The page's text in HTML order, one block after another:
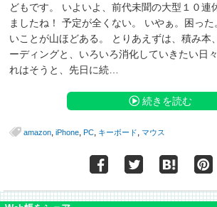
どもです。 いよいよ、前代未聞の大型１０連
ましたね！ 予定が全くない。 いやぁ。困っ
いことが山ほどある。 とりあえずは、積み本
ーディングと、いろいろ消化していきたい日
れはそうと、先日に続…
続きを読む
amazon iPhone PC キーボード マウス